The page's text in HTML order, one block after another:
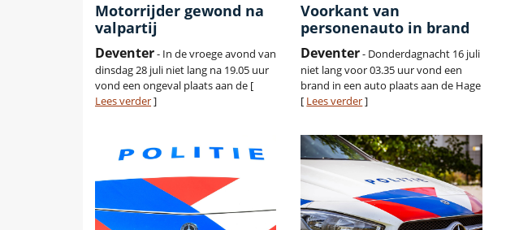
Motorrijder gewond na
valpartij
Deventer- In de vroege avond van
dinsdag 28 juli niet lang na 19.05 uur
vond een ongeval plaats aan de [
Lees verder]
Voorkant van
personenauto in brand
Deventer- Donderdagnacht 16 juli
niet lang voor 03.35 uur vond een
brand in een auto plaats aan de Hage
[ Lees verder]